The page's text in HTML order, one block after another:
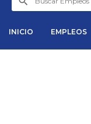
INICIO EMPLEOS